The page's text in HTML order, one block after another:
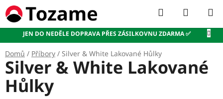
Přejít
na
obsah
JEN DO NEDĚLE DOPRAVA PŘES ZÁSILKOVNU ZDARMA ✅
Hledat
KOŠÍK
Domů / Příbory / Silver & White Lakované Hůlky
Silver & White Lakované
Hůlky